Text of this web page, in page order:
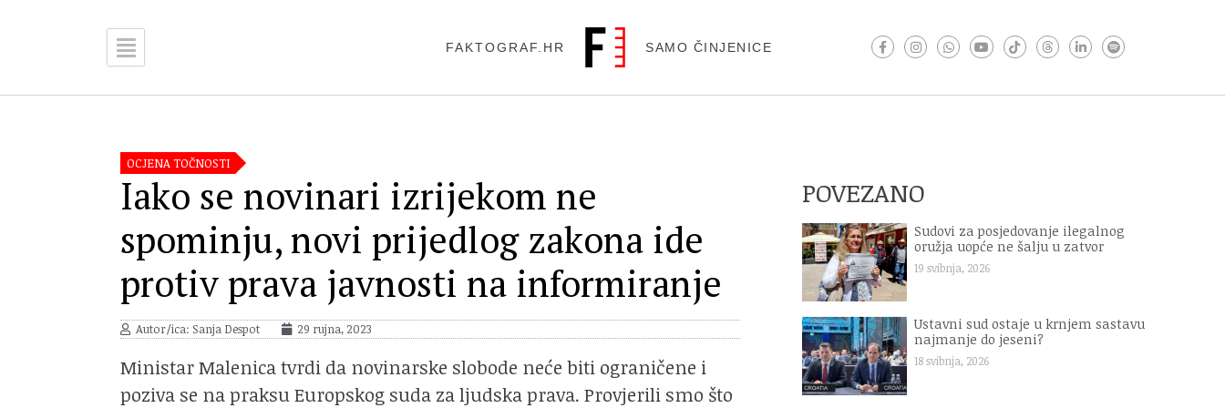
FAKTOGRAF.HR SAMO ČINJENICE
OCJENA TOČNOSTI
Iako se novinari izrijekom ne
spominju, novi prijedlog zakona ide
protiv prava javnosti na informiranje
Autor/ica: Sanja Despot 29 rujna, 2023
Ministar Malenica tvrdi da novinarske slobode neće biti ograničene i
poziva se na praksu Europskog suda za ljudska prava. Provjerili smo što
POVEZANO
Sudovi za posjedovanje ilegalnog
oružja uopće ne šalju u zatvor
19 svibnja, 2026
Ustavni sud ostaje u krnjem sastavu
najmanje do jeseni?
18 svibnja, 2026